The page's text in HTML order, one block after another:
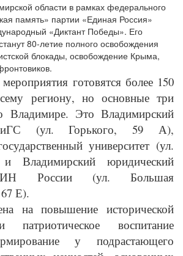
области в рамках федерального
память» партии «Единая Россия»
«Диктант Победы». Его
80-летие полного освобождения
блокады, освобождение Крыма,
готовятся более 150
региону, но основные три
Владимире. Это Владимирский
(ул. Горького, 59 А),
университет (ул.
Владимирский юридический
России (ул. Большая
Е).
на повышение исторической
патриотическое воспитание
у подрастающего